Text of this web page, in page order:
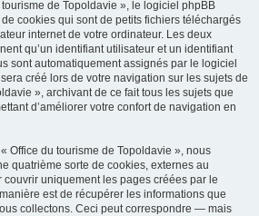
de Topoldavie », le logiciel phpBB
cookies qui sont de petits fichiers téléchargés
internet de votre ordinateur. Les deux
qu’un identifiant utilisateur et un identifiant
sont automatiquement assignés par le logiciel
créé lors de votre navigation sur les sujets de
», archivant de ce fait tous les sujets que
d’améliorer votre confort de navigation en
Office du tourisme de Topoldavie », nous
quatrième sorte de cookies, externes au
uniquement les pages créées par le
est de récupérer les informations que
collectons. Ceci peut correspondre — mais